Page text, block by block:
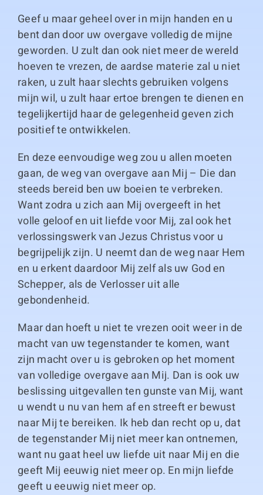
Geef u maar geheel over in mijn handen en u
bent dan door uw overgave volledig de mijne
geworden. U zult dan ook niet meer de wereld
hoeven te vrezen, de aardse materie zal u niet
raken, u zult haar slechts gebruiken volgens
mijn wil, u zult haar ertoe brengen te dienen en
tegelijkertijd haar de gelegenheid geven zich
positief te ontwikkelen.
En deze eenvoudige weg zou u allen moeten
gaan, de weg van overgave aan Mij – Die dan
steeds bereid ben uw boeien te verbreken.
Want zodra u zich aan Mij overgeeft in het
volle geloof en uit liefde voor Mij, zal ook het
verlossingswerk van Jezus Christus voor u
begrijpelijk zijn. U neemt dan de weg naar Hem
en u erkent daardoor Mij zelf als uw God en
Schepper, als de Verlosser uit alle
gebondenheid.
Maar dan hoeft u niet te vrezen ooit weer in de
macht van uw tegenstander te komen, want
zijn macht over u is gebroken op het moment
van volledige overgave aan Mij. Dan is ook uw
beslissing uitgevallen ten gunste van Mij, want
u wendt u nu van hem af en streeft er bewust
naar Mij te bereiken. Ik heb dan recht op u, dat
de tegenstander Mij niet meer kan ontnemen,
want nu gaat heel uw liefde uit naar Mij en die
geeft Mij eeuwig niet meer op. En mijn liefde
geeft u eeuwig niet meer op.